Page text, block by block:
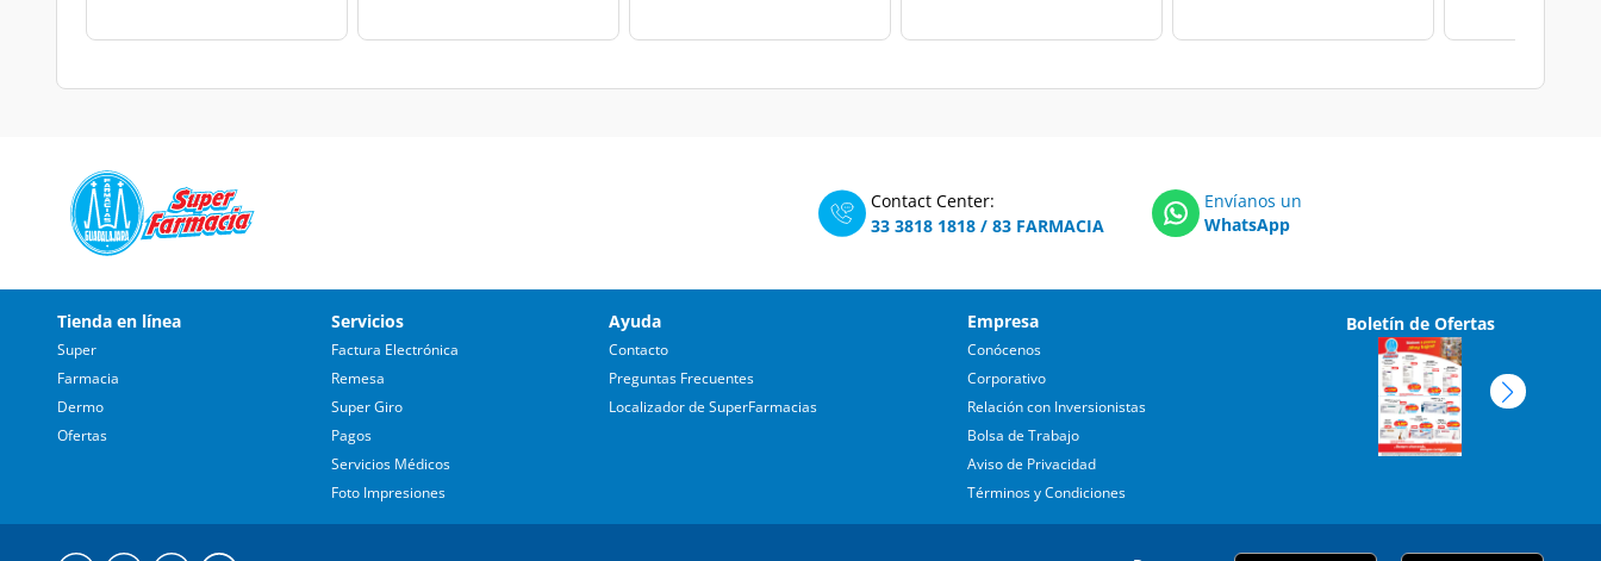
Contact Center:
33 3818 1818 / 83 FARMACIA
Envíanos un
WhatsApp
Tienda en línea
Super
Farmacia
Dermo
Ofertas
Servicios
Factura Electrónica
Remesa
Super Giro
Pagos
Servicios Médicos
Foto Impresiones
Ayuda
Contacto
Preguntas Frecuentes
Localizador de SuperFarmacias
Empresa
Conócenos
Corporativo
Relación con Inversionistas
Bolsa de Trabajo
Aviso de Privacidad
Términos y Condiciones
Boletín de Ofertas